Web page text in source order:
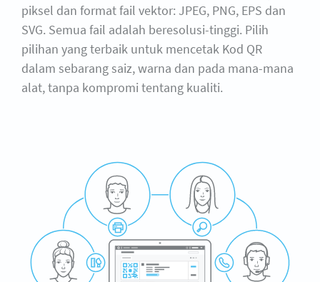
piksel dan format fail vektor: JPEG, PNG, EPS dan
SVG. Semua fail adalah beresolusi-tinggi. Pilih
pilihan yang terbaik untuk mencetak Kod QR
dalam sebarang saiz, warna dan pada mana-mana
alat, tanpa kompromi tentang kualiti.